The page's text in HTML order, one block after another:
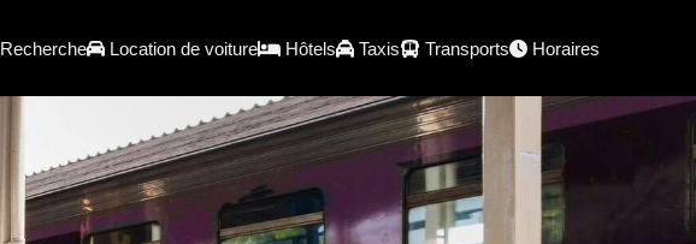
Recherche Location de voiture Hôtels Taxis Transports Horaires